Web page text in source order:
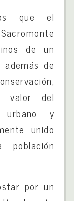
que el
de un
además de
valor del
urbano y
unido
por un